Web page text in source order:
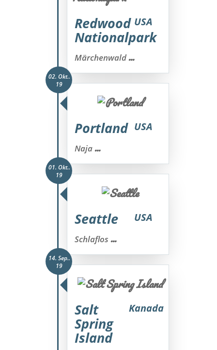
Redwood
Nationalpark
USA
Märchenwald...
02. Okt..
19
Portland USA
Naja...
01. Okt..
19
Seattle USA
Schlaflos...
14. Sep..
19
Salt
Spring
Island
Kanada